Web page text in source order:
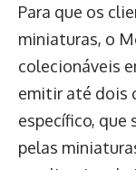
Para que os
miniaturas, o
colecionáveis
emitir até dois
específico, que
pelas